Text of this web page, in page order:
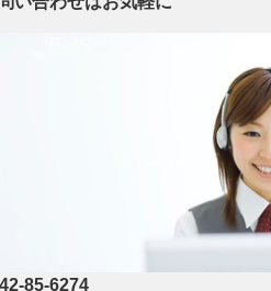
85-6274